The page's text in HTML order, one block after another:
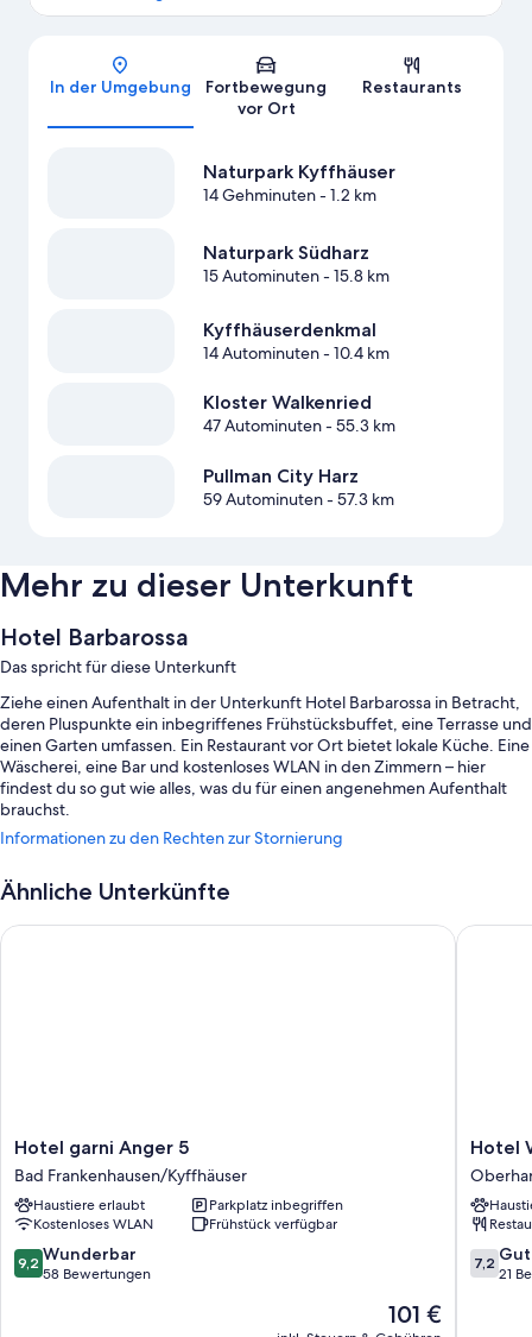
Karte
In der Umgebung
Fortbewegung
vor Ort
Restaurants
Naturpark Kyffhäuser
14 Gehminuten- 1.2 km
Naturpark Südharz
15 Autominuten- 15.8 km
Kyffhäuserdenkmal
14 Autominuten- 10.4 km
Kloster Walkenried
47 Autominuten- 55.3 km
Pullman City Harz
59 Autominuten- 57.3 km
Mehr zu dieser Unterkunft
Hotel Barbarossa
Das spricht für diese Unterkunft
Ziehe einen Aufenthalt in der Unterkunft Hotel Barbarossa in Betracht,
deren Pluspunkte ein inbegriffenes Frühstücksbuffet, eine Terrasse und
einen Garten umfassen. Ein Restaurant vor Ort bietet lokale Küche. Eine
Wäscherei, eine Bar und kostenloses WLAN in den Zimmern – hier
findest du so gut wie alles, was du für einen angenehmen Aufenthalt
brauchst.
Zu den weiteren Extras zählen:
Parken ohne Service (kostenpflichtig), Express-Check-out und
Rauchverbot in der Unterkunft
Badezimmer mit Duschen und Haartrocknern
Flachbildfernseher mit Satellitenempfang
Tägliche Zimmerreinigung, Schreibtisch und Telefon
Informationen zu den Rechten zur Stornierung
Ähnliche Unterkünfte
Hotel
garni
Anger
5
Bad
Frankenhausen/Kyffhäuser
Hotel garni Anger 5
Bad Frankenhausen/Kyffhäuser
Haustiere erlaubt
Parkplatz inbegriffen
Kostenloses WLAN
Frühstück verfügbar
9.2
von
9,2 Wunderbar
58 Bewertungen
Der
Preis
101 €
Hotel garni Anger 5
Hotel
am
Brocken
Hotel
7.2
von
7,2 Gut
21
Hotel